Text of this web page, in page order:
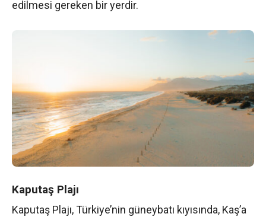
edilmesi gereken bir yerdir.
Kaputaş Plajı
Kaputaş Plajı, Türkiye’nin güneybatı kıyısında, Kaş’a